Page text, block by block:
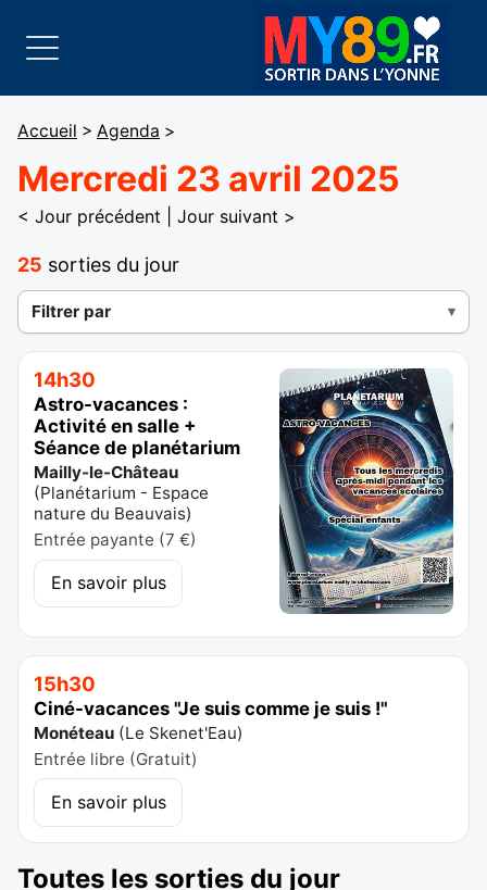
Accueil > Agenda >
Mercredi 23 avril 2025
< Jour précédent Jour suivant >
25 sorties du jour
Filtrer par
14h30
Astro-vacances :
Activité en salle +
Séance de planétarium
Mailly-le-Château
(Planétarium - Espace
nature du Beauvais)
Entrée payante (7 €)
En savoir plus
15h30
Ciné-vacances "Je suis comme je suis !"
Monéteau (Le Skenet'Eau)
Entrée libre (Gratuit)
En savoir plus
Toutes les sorties du jour